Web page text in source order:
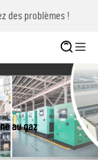
des problèmes !
au gaz